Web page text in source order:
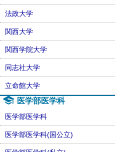
法政大学
関西大学
関西学院大学
同志社大学
立命館大学
医学部医学科
医学部医学科
医学部医学科(国公立)